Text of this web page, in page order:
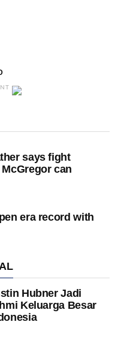
says fight
can
era record with
Hubner Jadi
Keluarga Besar